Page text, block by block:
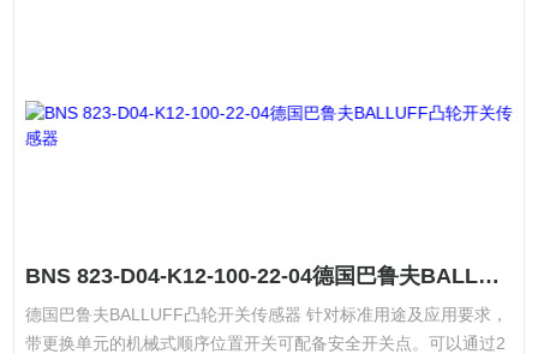
BNS 823-D04-K12-100-22-04德国巴鲁夫BALLUFF凸轮开关传感器
德国巴鲁夫BALLUFF凸轮开关传感器 针对标准用途及应用要求，
带更换单元的机械式顺序位置开关可配备安全开关点。可以通过2